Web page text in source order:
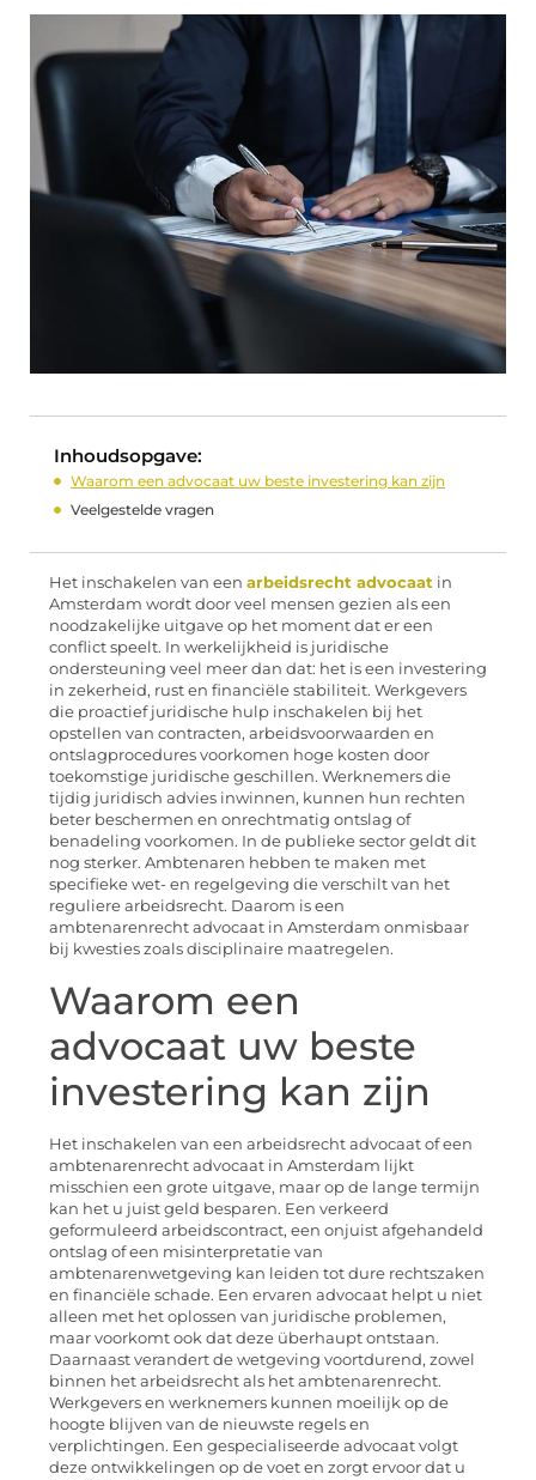
Inhoudsopgave:
Waarom een advocaat uw beste investering kan zijn
Veelgestelde vragen
Het inschakelen van een arbeidsrecht advocaat in
Amsterdam wordt door veel mensen gezien als een
noodzakelijke uitgave op het moment dat er een
conflict speelt. In werkelijkheid is juridische
ondersteuning veel meer dan dat: het is een investering
in zekerheid, rust en financiële stabiliteit. Werkgevers
die proactief juridische hulp inschakelen bij het
opstellen van contracten, arbeidsvoorwaarden en
ontslagprocedures voorkomen hoge kosten door
toekomstige juridische geschillen. Werknemers die
tijdig juridisch advies inwinnen, kunnen hun rechten
beter beschermen en onrechtmatig ontslag of
benadeling voorkomen. In de publieke sector geldt dit
nog sterker. Ambtenaren hebben te maken met
specifieke wet- en regelgeving die verschilt van het
reguliere arbeidsrecht. Daarom is een
ambtenarenrecht advocaat in Amsterdam onmisbaar
bij kwesties zoals disciplinaire maatregelen.
Waarom een
advocaat uw beste
investering kan zijn
Het inschakelen van een arbeidsrecht advocaat of een
ambtenarenrecht advocaat in Amsterdam lijkt
misschien een grote uitgave, maar op de lange termijn
kan het u juist geld besparen. Een verkeerd
geformuleerd arbeidscontract, een onjuist afgehandeld
ontslag of een misinterpretatie van
ambtenarenwetgeving kan leiden tot dure rechtszaken
en financiële schade. Een ervaren advocaat helpt u niet
alleen met het oplossen van juridische problemen,
maar voorkomt ook dat deze überhaupt ontstaan.
Daarnaast verandert de wetgeving voortdurend, zowel
binnen het arbeidsrecht als het ambtenarenrecht.
Werkgevers en werknemers kunnen moeilijk op de
hoogte blijven van de nieuwste regels en
verplichtingen. Een gespecialiseerde advocaat volgt
deze ontwikkelingen op de voet en zorgt ervoor dat u